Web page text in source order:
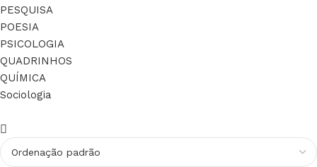
PESQUISA
POESIA
PSICOLOGIA
QUADRINHOS
QUÍMICA
Sociologia